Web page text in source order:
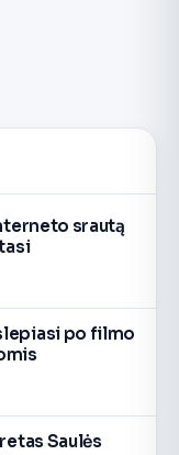
srautą
po filmo
Saulės